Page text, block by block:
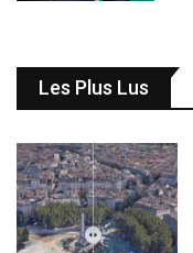
Les Plus Lus